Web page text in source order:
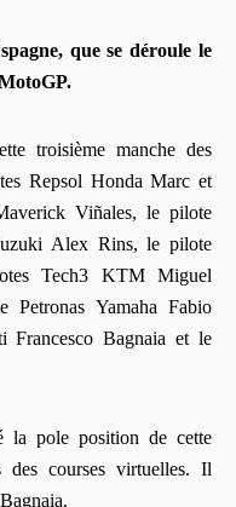
que se déroule le
troisième manche des
Repsol Honda Marc et
Viñales, le pilote
Alex Rins, le pilote
Tech3 KTM Miguel
Yamaha Fabio
Francesco Bagnaia et le
la pole position de cette
des courses virtuelles. Il